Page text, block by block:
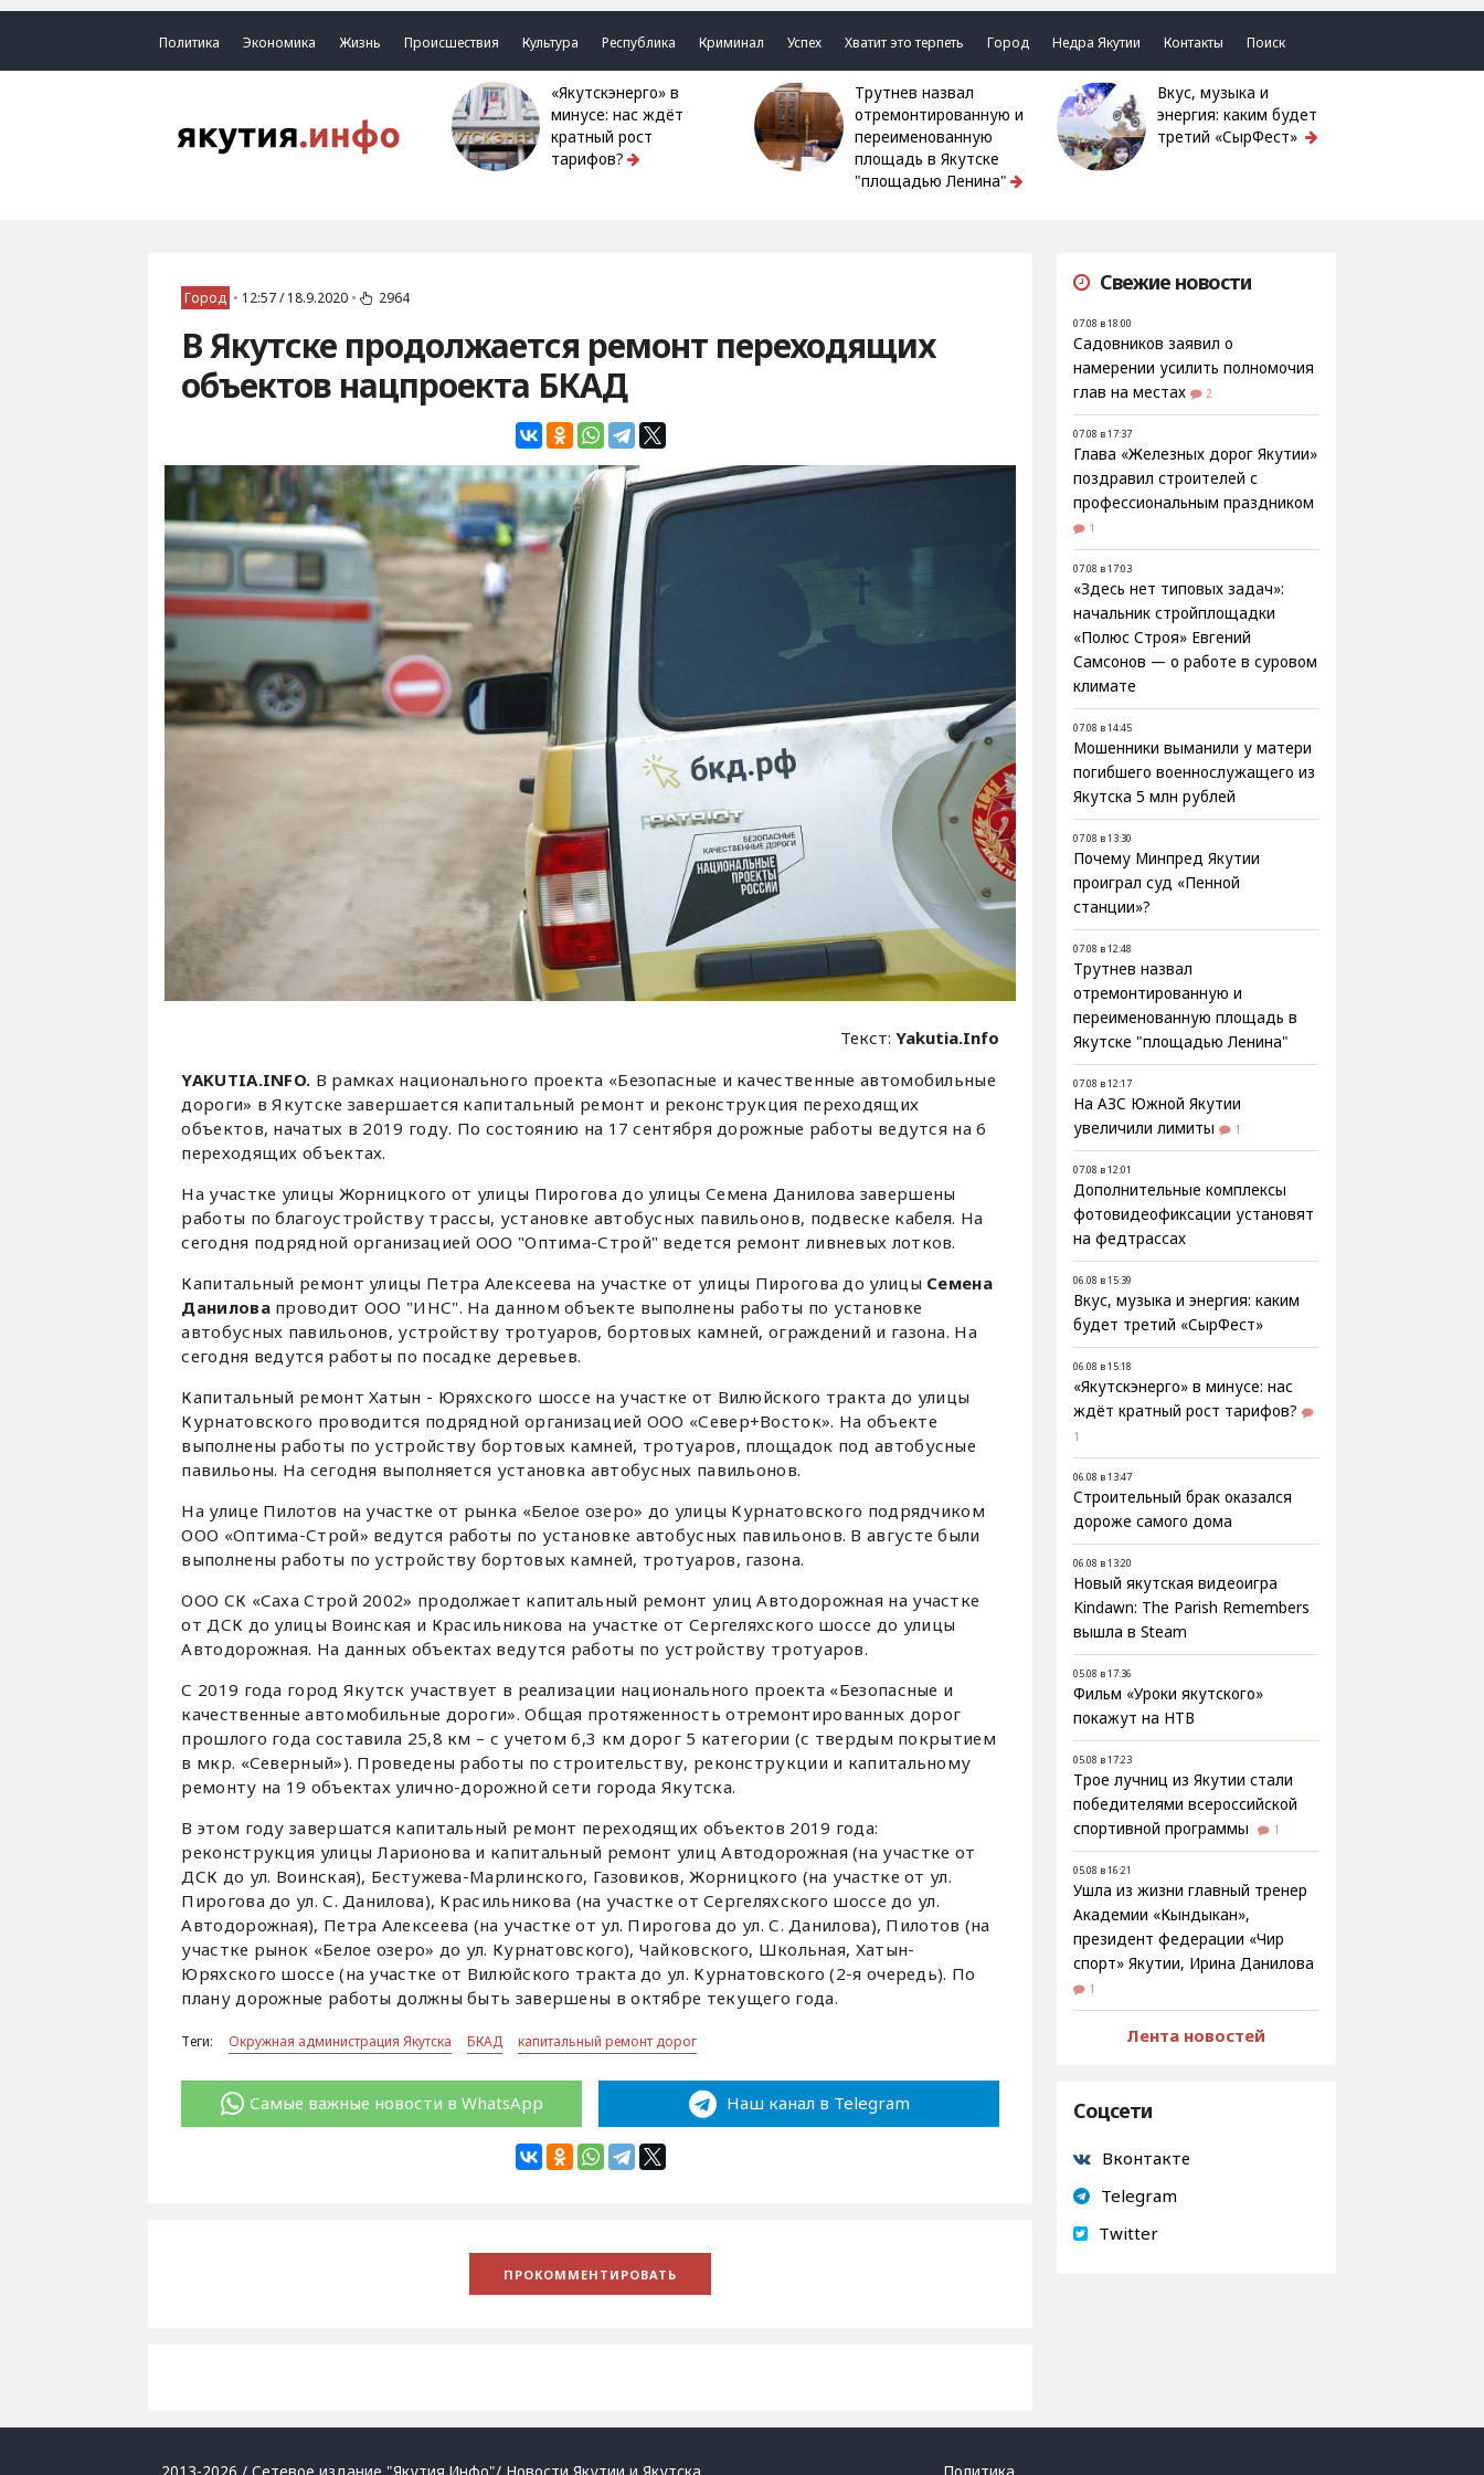
Политика Экономика Жизнь Происшествия Культура Республика Криминал Успех Хватит это терпеть Город Недра Якутии Контакты Поиск
«Якутскэнерго» в
минусе: нас ждёт
кратный рост
тарифов?
Трутнев назвал
отремонтированную и
переименованную
площадь в Якутске
"площадью Ленина"
Вкус, музыка и
энергия: каким будет
третий «СырФест»
Город • 12:57 / 18.9.2020 • 2964
В Якутске продолжается ремонт переходящих
объектов нацпроекта БКАД
Текст:Yakutia.Info
YAKUTIA.INFO. В рамках национального проекта «Безопасные и качественные автомобильные
дороги» в Якутске завершается капитальный ремонт и реконструкция переходящих
объектов, начатых в 2019 году. По состоянию на 17 сентября дорожные работы ведутся на 6
переходящих объектах.
На участке улицы Жорницкого от улицы Пирогова до улицы Семена Данилова завершены
работы по благоустройству трассы, установке автобусных павильонов, подвеске кабеля. На
сегодня подрядной организацией ООО "Оптима-Строй" ведется ремонт ливневых лотков.
Капитальный ремонт улицы Петра Алексеева на участке от улицы Пирогова до улицы Семена
Даниловапроводит ООО "ИНС". На данном объекте выполнены работы по установке
автобусных павильонов, устройству тротуаров, бортовых камней, ограждений и газона. На
сегодня ведутся работы по посадке деревьев.
Капитальный ремонт Хатын - Юряхского шоссе на участке от Вилюйского тракта до улицы
Курнатовского проводится подрядной организацией ООО «Север+Восток». На объекте
выполнены работы по устройству бортовых камней, тротуаров, площадок под автобусные
павильоны. На сегодня выполняется установка автобусных павильонов.
На улице Пилотов на участке от рынка «Белое озеро» до улицы Курнатовского подрядчиком
ООО «Оптима-Строй» ведутся работы по установке автобусных павильонов. В августе были
выполнены работы по устройству бортовых камней, тротуаров, газона.
ООО СК «Саха Строй 2002» продолжает капитальный ремонт улиц Автодорожная на участке
от ДСК до улицы Воинская и Красильникова на участке от Сергеляхского шоссе до улицы
Автодорожная. На данных объектах ведутся работы по устройству тротуаров.
С 2019 года город Якутск участвует в реализации национального проекта «Безопасные и
качественные автомобильные дороги». Общая протяженность отремонтированных дорог
прошлого года составила 25,8 км – с учетом 6,3 км дорог 5 категории (с твердым покрытием
в мкр. «Северный»). Проведены работы по строительству, реконструкции и капитальному
ремонту на 19 объектах улично-дорожной сети города Якутска.
В этом году завершатся капитальный ремонт переходящих объектов 2019 года:
реконструкция улицы Ларионова и капитальный ремонт улиц Автодорожная (на участке от
ДСК до ул. Воинская), Бестужева-Марлинского, Газовиков, Жорницкого (на участке от ул.
Пирогова до ул. С. Данилова), Красильникова (на участке от Сергеляхского шоссе до ул.
Автодорожная), Петра Алексеева (на участке от ул. Пирогова до ул. С. Данилова), Пилотов (на
участке рынок «Белое озеро» до ул. Курнатовского), Чайковского, Школьная, Хатын-
Юряхского шоссе (на участке от Вилюйского тракта до ул. Курнатовского (2-я очередь). По
плану дорожные работы должны быть завершены в октябре текущего года.
Теги: Окружная администрация Якутска БКАД капитальный ремонт дорог
Самые важные новости в WhatsApp Наш канал в Telegram
Свежие новости
07.08 в 18:00
Садовников заявил о
намерении усилить полномочия
глав на местах
2
07.08 в 17:37
Глава «Железных дорог Якутии»
поздравил строителей с
профессиональным праздником
1
07.08 в 17:03
«Здесь нет типовых задач»:
начальник стройплощадки
«Полюс Строя» Евгений
Самсонов — о работе в суровом
климате
07.08 в 14:45
Мошенники выманили у матери
погибшего военнослужащего из
Якутска 5 млн рублей
07.08 в 13:30
Почему Минпред Якутии
проиграл суд «Пенной
станции»?
07.08 в 12:48
Трутнев назвал
отремонтированную и
переименованную площадь в
Якутске "площадью Ленина"
07.08 в 12:17
На АЗС Южной Якутии
увеличили лимиты
1
07.08 в 12:01
Дополнительные комплексы
фотовидеофиксации установят
на федтрассах
06.08 в 15:39
Вкус, музыка и энергия: каким
будет третий «СырФест»
06.08 в 15:18
«Якутскэнерго» в минусе: нас
ждёт кратный рост тарифов?
1
06.08 в 13:47
Строительный брак оказался
дороже самого дома
06.08 в 13:20
Новый якутская видеоигра
Kindawn: The Parish Remembers
вышла в Steam
05.08 в 17:36
Фильм «Уроки якутского»
покажут на НТВ
05.08 в 17:23
Трое лучниц из Якутии стали
победителями всероссийской
спортивной программы
1
05.08 в 16:21
Ушла из жизни главный тренер
Академии «Кындыкан»,
президент федерации «Чир
спорт» Якутии, Ирина Данилова
1
Лента новостей
Соцсети
Вконтакте
Telegram
Twitter